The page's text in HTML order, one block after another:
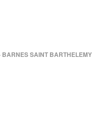
SAINT BARTHELEMY